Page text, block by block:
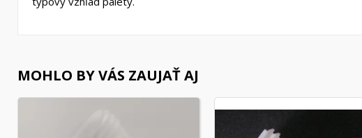
MOHLO BY VÁS ZAUJAŤ AJ